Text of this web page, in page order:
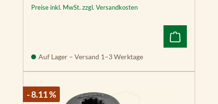
Preise inkl. MwSt. zzgl. Versandkosten
Auf Lager – Versand 1–3 Werktage
- 8.11 %